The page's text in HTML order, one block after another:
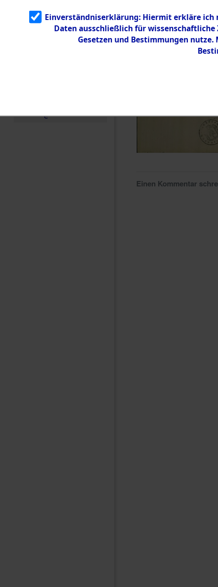
g
5.3.3
Todesmärsch
e
Einen Kommentar
Einverständniserklärung: Hiermit erkläre ich
Daten ausschließlich für
Gesetzen und Bestimmungen